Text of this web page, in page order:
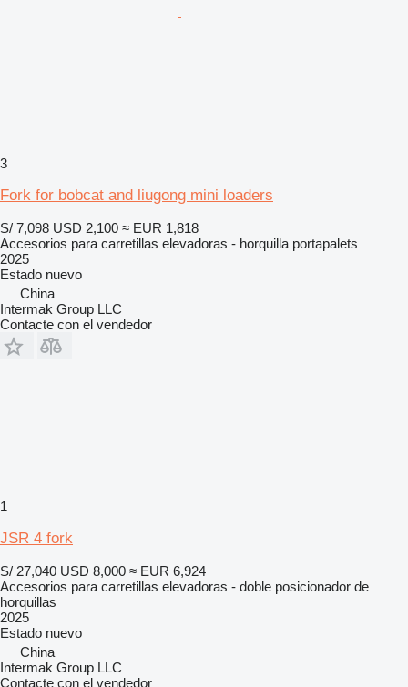
3
Fork for bobcat and liugong mini loaders
S/ 7,098 USD 2,100 ≈ EUR 1,818
Accesorios para carretillas elevadoras - horquilla portapalets
2025
Estado nuevo
China
Intermak Group LLC
Contacte con el vendedor
1
JSR 4 fork
S/ 27,040 USD 8,000 ≈ EUR 6,924
Accesorios para carretillas elevadoras - doble posicionador de
horquillas
2025
Estado nuevo
China
Intermak Group LLC
Contacte con el vendedor